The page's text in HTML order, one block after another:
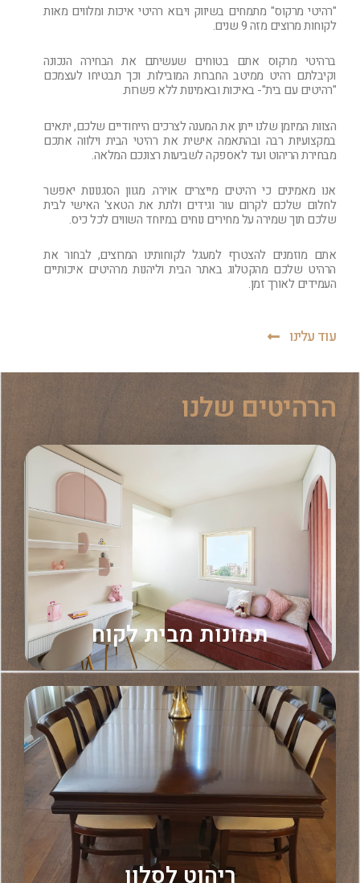
"רהיטי מרקוס" מתמחים בשיווק ויבוא רהיטי איכות ומלווים מאות
לקוחות מרוצים מזה 9 שנים.
ברהיטי מרקוס אתם בטוחים שעשיתם את הבחירה הנכונה
וקיבלתם רהיט ממיטב החברות המובילות. וכך תבטיחו לעצמכם
"רהיטים עם בית"- באיכות ובאמינות ללא פשרות.
הצוות המיומן שלנו ייתן את המענה לצרכים הייחודיים שלכם, יתאים
במקצועיות רבה ובהתאמה אישית את רהיטי הבית וילווה אתכם
מבחירת הריהוט ועד לאספקה לשביעות רצונכם המלאה.
אנו מאמינים כי רהיטים מייצרים אוירה. מגוון הסגנונות יאפשר
לחלום שלכם לקרום עור וגידים ולתת את הטאצ' האישי לבית
שלכם תוך שמירה על מחירים נוחים במיוחד השווים לכל כיס.
אתם מוזמנים להצטרף למעגל לקוחותינו המרוצים, לבחור את
הרהיט שלכם מהקטלוג באתר הבית וליהנות מרהיטים איכותיים
העמידים לאורך זמן.
עוד עלינו
הרהיטים שלנו
תמונות מבית לקוח
לכל המוצרים ←